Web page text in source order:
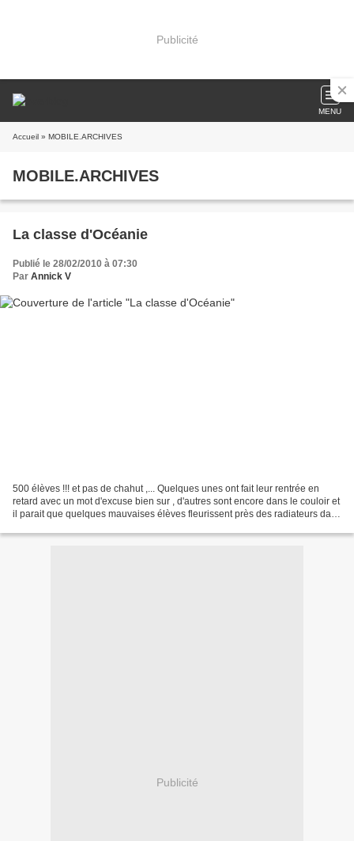
Publicité
MENU
Accueil » MOBILE.ARCHIVES
MOBILE.ARCHIVES
La classe d'Océanie
Publié le 28/02/2010 à 07:30
Par Annick V
500 élèves !!! et pas de chahut ,... Quelques unes ont fait leur rentrée en
retard avec un mot d'excuse bien sur , d'autres sont encore dans le couloir et
il parait que quelques mauvaises élèves fleurissent près des radiateurs dans
Publicité